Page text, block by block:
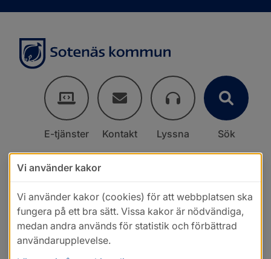
E-tjänster Kontakt Lyssna Sök
Vi använder kakor
Vi använder kakor (cookies) för att webbplatsen ska
fungera på ett bra sätt. Vissa kakor är nödvändiga,
medan andra används för statistik och förbättrad
användarupplevelse.